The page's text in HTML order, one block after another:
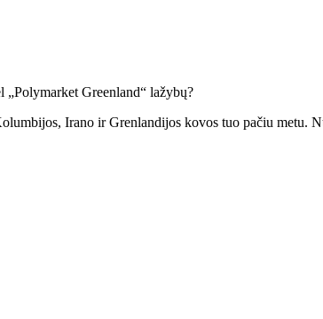
Greenland“ lažybų?
Irano ir Grenlandijos kovos tuo pačiu metu.